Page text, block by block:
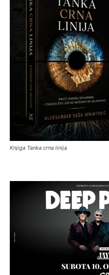
Knjiga Tanka crna linija